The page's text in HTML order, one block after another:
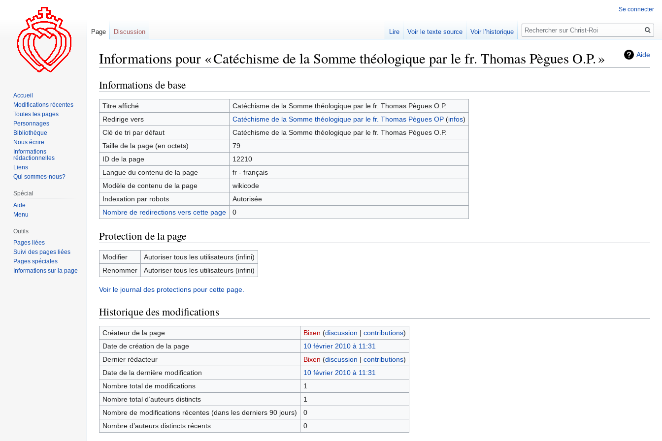
Aide
Informations pour « Catéchisme de la Somme théologique par le fr. Thomas Pègues O.P. »
Aller
à
la
navigation
Aller
à
la
recherche
Informations de base
Titre affiché
Catéchisme de la Somme théologique par le fr. Thomas Pègues O.P.
Redirige vers
Catéchisme de la Somme théologique par le fr. Thomas Pègues OP(infos)
Clé de tri par défaut
Catéchisme de la Somme théologique par le fr. Thomas Pègues O.P.
Taille de la page (en octets)
79
ID de la page
12210
Langue du contenu de la page
fr - français
Modèle de contenu de la page
wikicode
Indexation par robots
Autorisée
Nombre de redirections vers cette page
0
Protection de la page
Modifier
Autoriser tous les utilisateurs (infini)
Renommer
Autoriser tous les utilisateurs (infini)
Voir le journal des protections pour cette page.
Historique des modifications
Créateur de la page Bixen (discussion | contributions)
Date de création de la page
10 février 2010 à 11:31
Dernier rédacteur
Bixen (discussion | contributions)
Date de la dernière modification
10 février 2010 à 11:31
Nombre total de modifications
1
Nombre total d’auteurs distincts
1
Nombre de modifications récentes (dans les derniers 90 jours)
0
Nombre d’auteurs distincts récents
0
Se connecter
Page Discussion Lire Voir le texte source Voir l’historique
Rechercher
Accueil
Modifications récentes
Toutes les pages
Personnages
Bibliothèque
Nous écrire
Informations
rédactionnelles
Liens
Qui sommes-nous?
Spécial
Aide
Menu
Outils
Pages liées
Suivi des pages liées
Pages spéciales
Informations sur la page